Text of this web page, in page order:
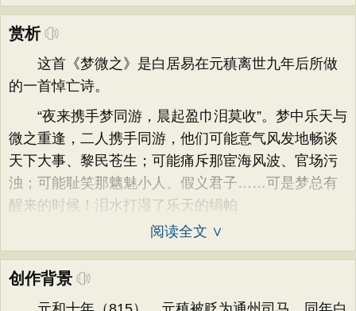
赏析
这首《梦微之》是白居易在元稹离世九年后所做
的一首悼亡诗。
“夜来携手梦同游，晨起盈巾泪莫收”。梦中乐天与
微之重逢，二人携手同游，他们可能意气风发地畅谈
天下大事、黎民苍生；可能痛斥那宦海风波、官场污
浊；可能耻笑那魑魅小人、假义君子……可是梦总有
醒来的时候！泪水打湿了乐天的绢帕
阅读全文 ∨
创作背景